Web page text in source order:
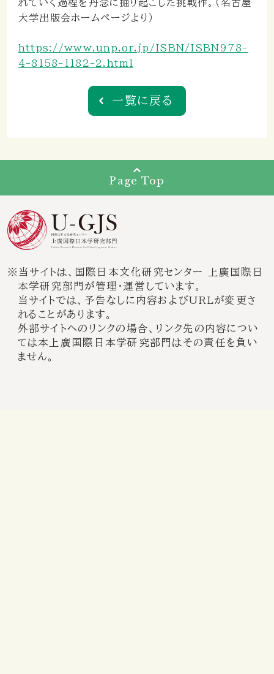
れていく過程を丹念に掘り起こした挑戦作。（名古屋
大学出版会ホームページより）
https://www.unp.or.jp/ISBN/ISBN978-
4-8158-1182-2.html
一覧に戻る
Page Top
※当サイトは、国際日本文化研究センター 上廣国際日
本学研究部門が管理・運営しています。
当サイトでは、予告なしに内容およびURLが変更さ
れることがあります。
外部サイトへのリンクの場合、リンク先の内容につい
ては本上廣国際日本学研究部門はその責任を負い
ません。